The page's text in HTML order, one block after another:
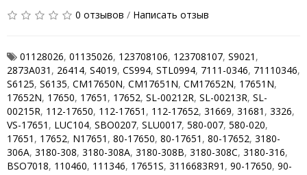
0 отзывов / Написать отзыв
01128026, 01135026, 123708106, 123708107, S9021 ,
2873A031 , 26414, S4019, CS994, STL0994, 7111-0346, 71110346,
S6125, S6135, CM17650N, CM17651N, CM17652N, 17651N,
17652N, 17650, 17651 , 17652, SL-00212R, SL-00213R, SL-
00215R, 112-17650, 112-17651 , 112-17652, 31669, 31681 , 3326,
VS-17651 , LUC104, SBO0207, SLU0017, 580-007, 580-020,
17651 , 17652, N17651 , 80-17650, 80-17651 , 80-17652, 3180-
306A, 3180-308, 3180-308A, 3180-308B, 3180-308C, 3180-316,
BSO7018, 110460, 111346, 17651S, 3116683R91 , 90-17650, 90-